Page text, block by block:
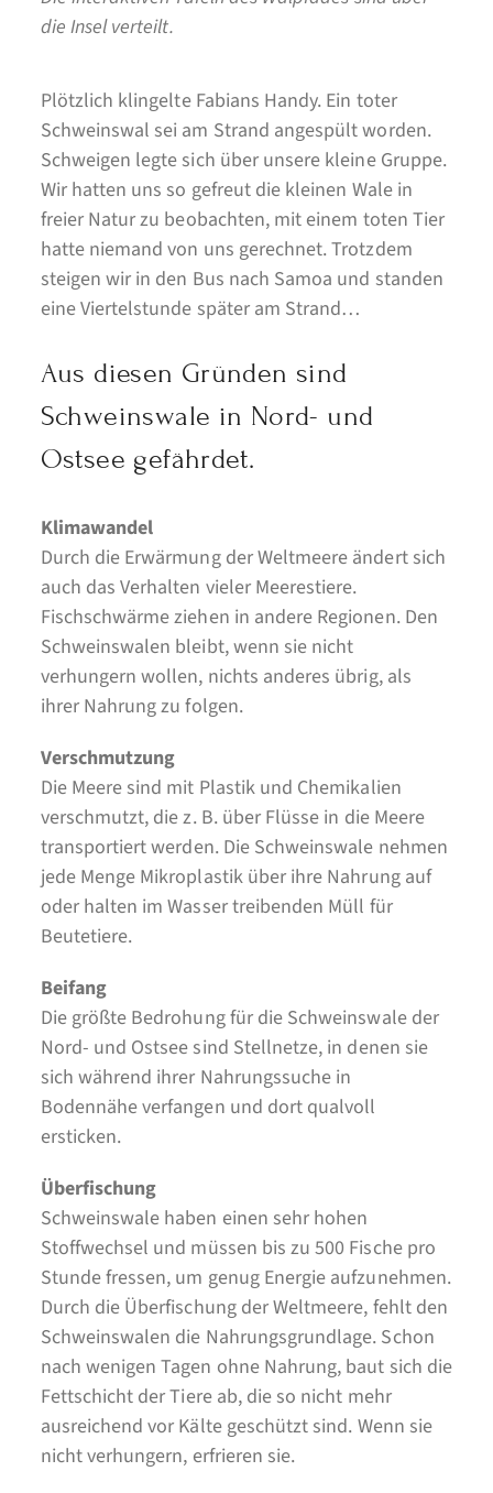
die Insel verteilt.
Plötzlich klingelte Fabians Handy. Ein toter
Schweinswal sei am Strand angespült worden.
Schweigen legte sich über unsere kleine Gruppe.
Wir hatten uns so gefreut die kleinen Wale in
freier Natur zu beobachten, mit einem toten Tier
hatte niemand von uns gerechnet. Trotzdem
steigen wir in den Bus nach Samoa und standen
eine Viertelstunde später am Strand…
Aus diesen Gründen sind
Schweinswale in Nord- und
Ostsee gefährdet.
Klimawandel
Durch die Erwärmung der Weltmeere ändert sich
auch das Verhalten vieler Meerestiere.
Fischschwärme ziehen in andere Regionen. Den
Schweinswalen bleibt, wenn sie nicht
verhungern wollen, nichts anderes übrig, als
ihrer Nahrung zu folgen.
Verschmutzung
Die Meere sind mit Plastik und Chemikalien
verschmutzt, die z. B. über Flüsse in die Meere
transportiert werden. Die Schweinswale nehmen
jede Menge Mikroplastik über ihre Nahrung auf
oder halten im Wasser treibenden Müll für
Beutetiere.
Beifang
Die größte Bedrohung für die Schweinswale der
Nord- und Ostsee sind Stellnetze, in denen sie
sich während ihrer Nahrungssuche in
Bodennähe verfangen und dort qualvoll
ersticken.
Überfischung
Schweinswale haben einen sehr hohen
Stoffwechsel und müssen bis zu 500 Fische pro
Stunde fressen, um genug Energie aufzunehmen.
Durch die Überfischung der Weltmeere, fehlt den
Schweinswalen die Nahrungsgrundlage. Schon
nach wenigen Tagen ohne Nahrung, baut sich die
Fettschicht der Tiere ab, die so nicht mehr
ausreichend vor Kälte geschützt sind. Wenn sie
nicht verhungern, erfrieren sie.